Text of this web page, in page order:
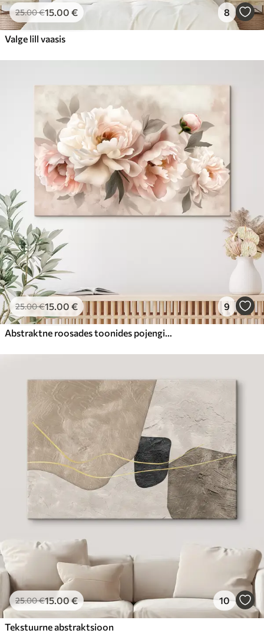
25.00€15.00 € 8
Valge lill vaasis
25.00€15.00 € 9
Abstraktne roosades toonides pojengide kimp
25.00€15.00€ 10
Tekstuurne abstraktsioon